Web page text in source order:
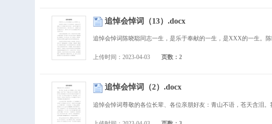
追悼会悼词（13）.docx
上传时间：2023-04-03 页数：2
追悼会悼词（2）.docx